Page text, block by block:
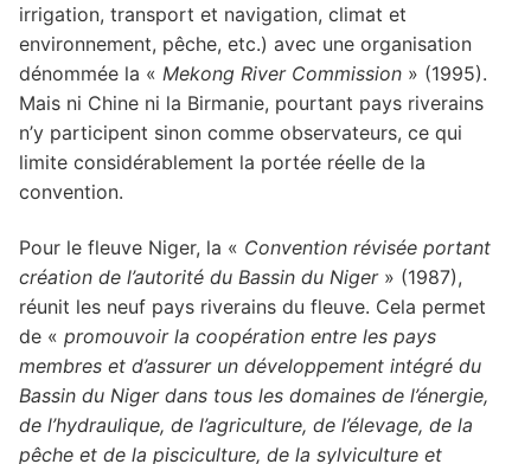
irrigation, transport et navigation, climat et
environnement, pêche, etc.) avec une organisation
dénommée la « Mekong River Commission » (1995).
Mais ni Chine ni la Birmanie, pourtant pays riverains
n’y participent sinon comme observateurs, ce qui
limite considérablement la portée réelle de la
convention.
Pour le fleuve Niger, la « Convention révisée portant
création de l’autorité du Bassin du Niger» (1987),
réunit les neuf pays riverains du fleuve. Cela permet
de « promouvoir la coopération entre les pays
membres et d’assurer un développement intégré du
Bassin du Niger dans tous les domaines de l’énergie,
de l’hydraulique, de l’agriculture, de l’élevage, de la
pêche et de la pisciculture, de la sylviculture et